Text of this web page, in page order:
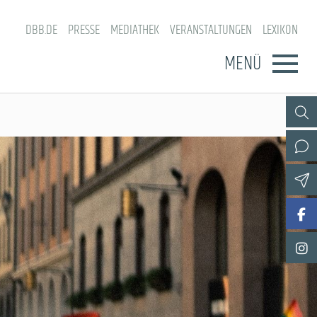
DBB.DE PRESSE MEDIATHEK VERANSTALTUNGEN LEXIKON
MENÜ